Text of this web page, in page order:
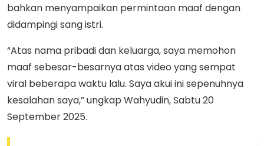
bahkan menyampaikan permintaan maaf dengan
didampingi sang istri.
“Atas nama pribadi dan keluarga, saya memohon
maaf sebesar-besarnya atas video yang sempat
viral beberapa waktu lalu. Saya akui ini sepenuhnya
kesalahan saya,” ungkap Wahyudin, Sabtu 20
September 2025.